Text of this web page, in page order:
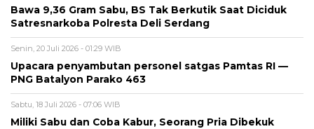
Bawa 9,36 Gram Sabu, BS Tak Berkutik Saat Diciduk
Satresnarkoba Polresta Deli Serdang
Senin, 20 Juli 2026 - 01:29 WIB
Upacara penyambutan personel satgas Pamtas RI —
PNG Batalyon Parako 463
Sabtu, 18 Juli 2026 - 07:06 WIB
Miliki Sabu dan Coba Kabur, Seorang Pria Dibekuk